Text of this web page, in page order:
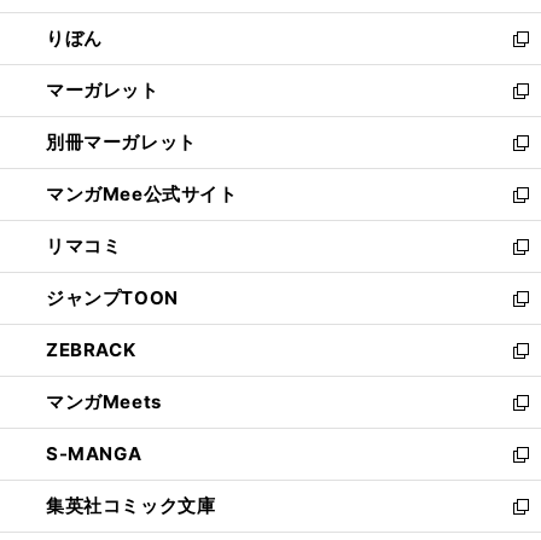
開
く
ウ
で
開
く
ン
ド
ウ
で
開
く
ウ
ィ
ン
ド
ウ
で
開
く
りぼん
新
し
い
ウ
ィ
ン
ド
ウ
で
開
く
マーガレット
新
し
い
ウ
ィ
ン
ド
ウ
で
開
く
別冊マーガレット
新
し
い
ウ
ィ
ン
ド
ウ
で
開
く
マンガMee公式サイト
新
し
い
ウ
ィ
ン
ド
ウ
で
開
く
リマコミ
新
し
い
ウ
ィ
ン
ド
ウ
で
開
く
ジャンプTOON
新
し
い
ウ
ィ
ン
ド
ウ
で
開
ZEBRACK
新
し
い
ウ
ィ
ン
ド
ウ
マンガMeets
新
し
い
ウ
ィ
ン
S-MANGA
新
し
い
ウ
集英社コミック文庫
新